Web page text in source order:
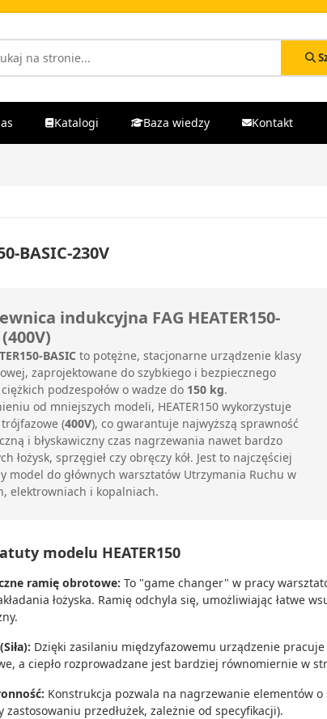
Katalogi Baza wiedzy Kontakt
BASIC-230V
indukcyjna FAG HEATER150-
BASIC to potężne, stacjonarne urządzenie klasy
zaprojektowane do szybkiego i bezpiecznego
podzespołów o wadze do 150 kg.
od mniejszych modeli, HEATER150 wykorzystuje
(400V), co gwarantuje najwyższą sprawność
i błyskawiczny czas nagrzewania nawet bardzo
łożysk, sprzęgieł czy obręczy kół. Jest to najczęściej
model do głównych warsztatów Utrzymania Ruchu w
elektrowniach i kopalniach.
modelu HEATER150
ramię obrotowe: To "game changer" w pracy
łożyska. Ramię odchyla się, umożliwiając łatwe
Dzięki zasilaniu międzyfazowemu urządzenie
a ciepło rozprowadzane jest bardziej równomiernie w
Konstrukcja pozwala na nagrzewanie elementów
zastosowaniu przedłużek, zależnie od specyfikacji).